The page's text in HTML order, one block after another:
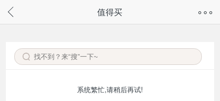
请通过微信或支付宝搜“奇兔客小程序”访问
值得买
系统繁忙,请稍后再试!